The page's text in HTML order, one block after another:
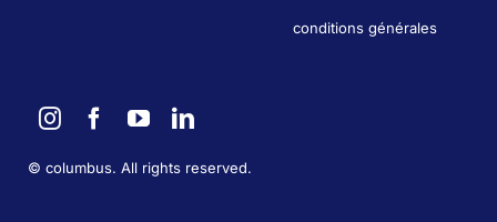
conditions générales
© columbus. All rights reserved.